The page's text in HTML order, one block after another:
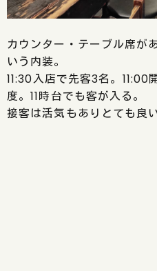
カウンター・テーブル席が
いう内装。
11:30入店で先客3名。
度。11時台でも客が入る。
接客は活気もありとても良